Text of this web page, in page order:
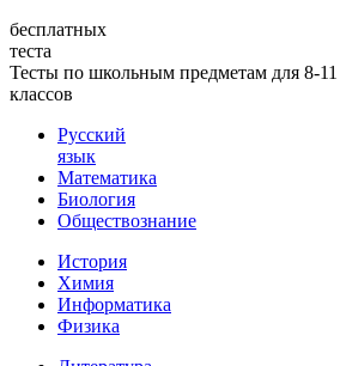
бесплатных
теста
Тесты по школьным предметам для 8-11
классов
Русский
язык
Математика
Биология
Обществознание
История
Химия
Информатика
Физика